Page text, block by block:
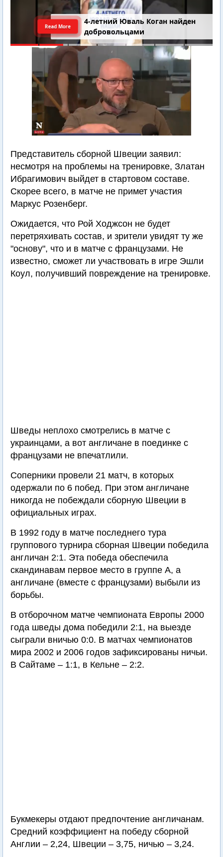
4-летний Юваль Коган найден
добровольцами
Read More
Представитель сборной Швеции заявил:
несмотря на проблемы на тренировке, Златан
Ибрагимович выйдет в стартовом составе.
Скорее всего, в матче не примет участия
Маркус Розенберг.
Ожидается, что Рой Ходжсон не будет
перетряхивать состав, и зрители увидят ту же
"основу", что и в матче с французами. Не
известно, сможет ли участвовать в игре Эшли
Коул, получивший повреждение на тренировке.
Шведы неплохо смотрелись в матче с
украинцами, а вот англичане в поединке с
французами не впечатлили.
Соперники провели 21 матч, в которых
одержали по 6 побед. При этом англичане
никогда не побеждали сборную Швеции в
официальных играх.
В 1992 году в матче последнего тура
группового турнира сборная Швеции победила
англичан 2:1. Эта победа обеспечила
скандинавам первое место в группе А, а
англичане (вместе с французами) выбыли из
борьбы.
В отборочном матче чемпионата Европы 2000
года шведы дома победили 2:1, на выезде
сыграли вничью 0:0. В матчах чемпионатов
мира 2002 и 2006 годов зафиксированы ничьи.
В Сайтаме – 1:1, в Кельне – 2:2.
Букмекеры отдают предпочтение англичанам.
Средний коэффициент на победу сборной
Англии – 2,24, Швеции – 3,75, ничью – 3,24.